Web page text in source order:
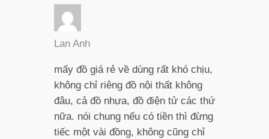
Lan Anh
mấy đồ giá rẻ về dùng rất khó chịu,
không chỉ riêng đồ nội thất không
đâu, cả đồ nhựa, đồ điện tử các thứ
nữa. nói chung nếu có tiền thì đừng
tiếc một vài đồng, không cũng chỉ